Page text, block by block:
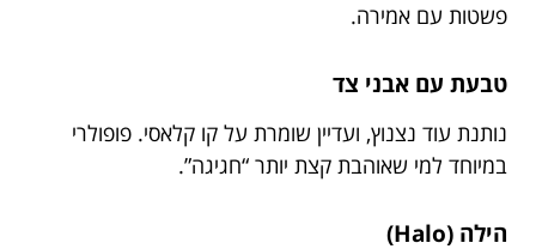
פשטות עם אמירה.
טבעת עם אבני צד
נותנת עוד נצנוץ, ועדיין שומרת על קו קלאסי. פופולרי
במיוחד למי שאוהבת קצת יותר “חגיגה”.
הילה (Halo)